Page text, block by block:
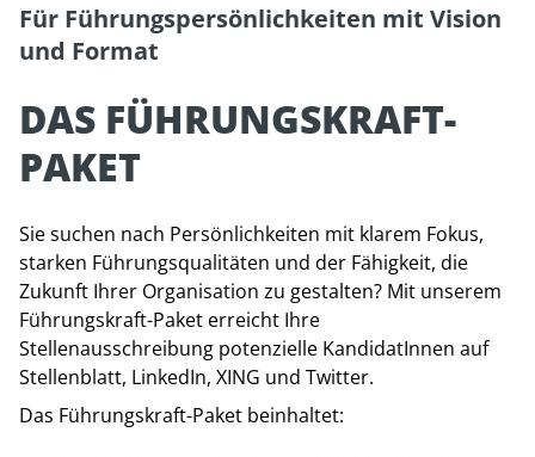
Für Führungspersönlichkeiten mit Vision
und Format
DAS FÜHRUNGSKRAFT-
PAKET
Sie suchen nach Persönlichkeiten mit klarem Fokus,
starken Führungsqualitäten und der Fähigkeit, die
Zukunft Ihrer Organisation zu gestalten? Mit unserem
Führungskraft-Paket erreicht Ihre
Stellenausschreibung potenzielle KandidatInnen auf
Stellenblatt, LinkedIn, XING und Twitter.
Das Führungskraft-Paket beinhaltet: